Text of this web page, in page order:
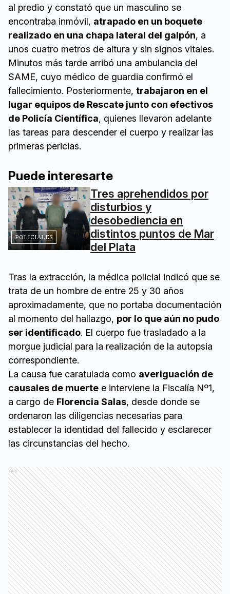
al predio y constató que un masculino se
encontraba inmóvil, atrapado en un boquete
realizado en una chapa lateral del galpón, a
unos cuatro metros de altura y sin signos vitales.
Minutos más tarde arribó una ambulancia del
SAME, cuyo médico de guardia confirmó el
fallecimiento. Posteriormente, trabajaron en el
lugar equipos de Rescate junto con efectivos
de Policía Científica, quienes llevaron adelante
las tareas para descender el cuerpo y realizar las
primeras pericias.
Puede interesarte
POLICIALES
Tres aprehendidos por
disturbios y
desobediencia en
distintos puntos de Mar
del Plata
Tras la extracción, la médica policial indicó que se
trata de un hombre de entre 25 y 30 años
aproximadamente, que no portaba documentación
al momento del hallazgo, por lo que aún no pudo
ser identificado. El cuerpo fue trasladado a la
morgue judicial para la realización de la autopsia
correspondiente.
La causa fue caratulada como averiguación de
causales de muerte e interviene la Fiscalía Nº1,
a cargo de Florencia Salas, desde donde se
ordenaron las diligencias necesarias para
establecer la identidad del fallecido y esclarecer
las circunstancias del hecho.
Ads